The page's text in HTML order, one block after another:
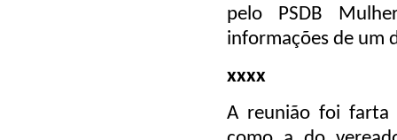
pelo PSDB
informações de um
xxxx
A reunião foi farta